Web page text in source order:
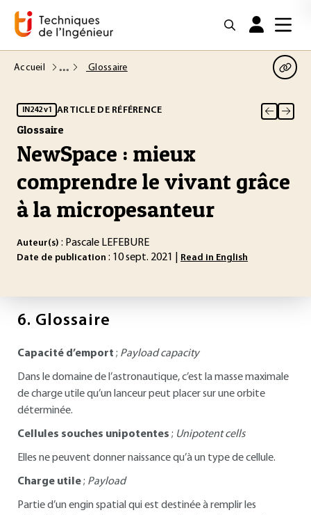
Accueil Glossaire
IN242 v1 ARTICLE DE RÉFÉRENCE
Glossaire
NewSpace : mieux
comprendre le vivant grâce
à la micropesanteur
Auteur(s) : Pascale LEFEBURE
Date de publication : 10 sept. 2021 | Read in English
6. Glossaire
Capacité d’emport ; Payload capacity
Dans le domaine de l’astronautique, c’est la masse maximale
de charge utile qu’un lanceur peut placer sur une orbite
déterminée.
Cellules souches unipotentes ; Unipotent cells
Elles ne peuvent donner naissance qu’à un type de cellule.
Charge utile; Payload
Partie d’un engin spatial qui est destinée à remplir les